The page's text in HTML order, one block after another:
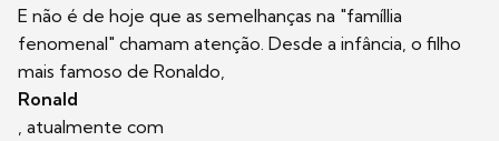
E não é de hoje que as semelhanças na "famíllia
fenomenal" chamam atenção. Desde a infância, o filho
mais famoso de Ronaldo,
Ronald
, atualmente com